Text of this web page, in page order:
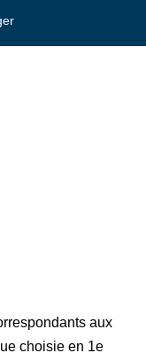
aux
choisie en 1e